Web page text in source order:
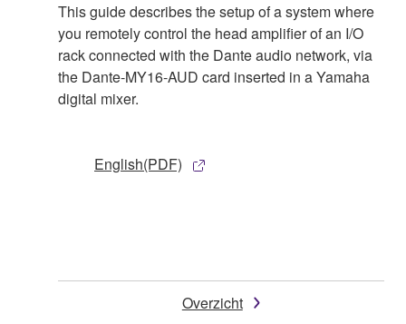
This guide describes the setup of a system where
you remotely control the head amplifier of an I/O
rack connected with the Dante audio network, via
the Dante-MY16-AUD card inserted in a Yamaha
digital mixer.
English(PDF)
Overzicht